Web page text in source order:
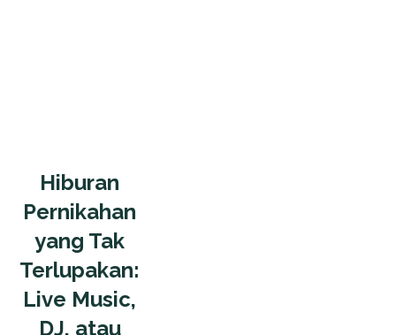
Hiburan
Pernikahan
yang Tak
Terlupakan:
Live Music,
DJ, atau